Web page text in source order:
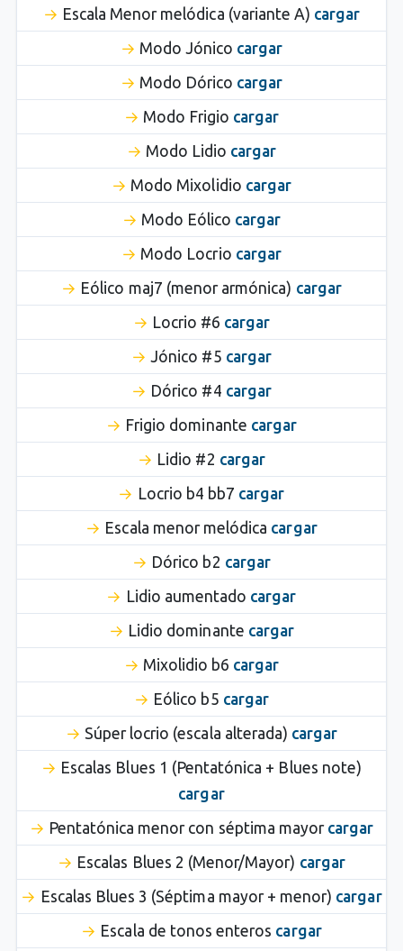
Escala Menor melódica (variante A) cargar
Modo Jónico cargar
Modo Dórico cargar
Modo Frigio cargar
Modo Lidio cargar
Modo Mixolidio cargar
Modo Eólico cargar
Modo Locrio cargar
Eólico maj7 (menor armónica) cargar
Locrio #6 cargar
Jónico #5 cargar
Dórico #4 cargar
Frigio dominante cargar
Lidio #2 cargar
Locrio b4 bb7 cargar
Escala menor melódica cargar
Dórico b2 cargar
Lidio aumentado cargar
Lidio dominante cargar
Mixolidio b6 cargar
Eólico b5 cargar
Súper locrio (escala alterada) cargar
Escalas Blues 1 (Pentatónica + Blues note)
cargar
Pentatónica menor con séptima mayor cargar
Escalas Blues 2 (Menor/Mayor) cargar
Escalas Blues 3 (Séptima mayor + menor) cargar
Escala de tonos enteros cargar